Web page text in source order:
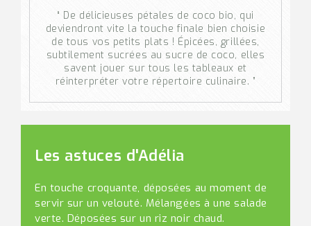
“ De délicieuses pétales de coco bio, qui
deviendront vite la touche finale bien choisie
de tous vos petits plats ! Épicées, grillées,
subtilement sucrées au sucre de coco, elles
savent jouer sur tous les tableaux et
réinterpréter votre répertoire culinaire. ”
Les astuces d'Adélia
En touche croquante, déposées au moment de
servir sur un velouté. Mélangées à une salade
verte. Déposées sur un riz noir chaud.